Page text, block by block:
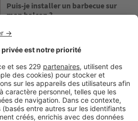
Puis-je installer un barbecue sur
mon balcon ?
Réglementations
Puis-je étendre mon linge sur mon
balcon ou à ma fenêtre ?